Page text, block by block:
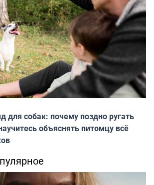
для собак: почему поздно ругать
объяснять питомцу всё